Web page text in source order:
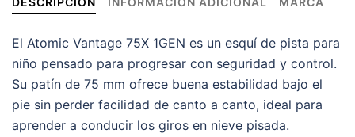
El Atomic Vantage 75X 1GEN es un esquí de pista para
niño pensado para progresar con seguridad y control.
Su patín de 75 mm ofrece buena estabilidad bajo el
pie sin perder facilidad de canto a canto, ideal para
aprender a conducir los giros en nieve pisada.